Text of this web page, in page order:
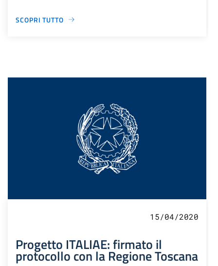
SCOPRI TUTTO
15/04/2020
Progetto ITALIAE: firmato il
protocollo con la Regione Toscana